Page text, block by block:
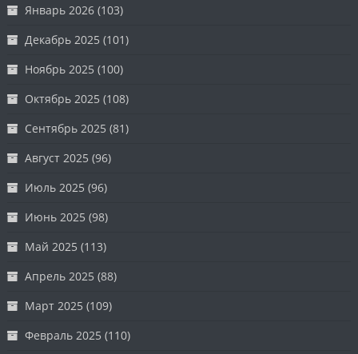
Январь 2026 (103)
Декабрь 2025 (101)
Ноябрь 2025 (100)
Октябрь 2025 (108)
Сентябрь 2025 (81)
Август 2025 (96)
Июль 2025 (96)
Июнь 2025 (98)
Май 2025 (113)
Апрель 2025 (88)
Март 2025 (109)
Февраль 2025 (110)